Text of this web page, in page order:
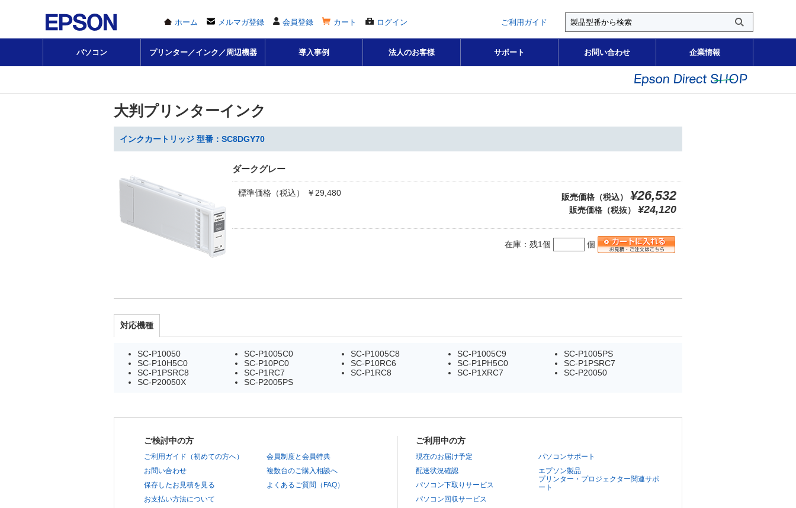
ホーム メルマガ登録 会員登録 カート ログイン ご利用ガイド
パソコン プリンター／インク／周辺機器 導入事例 法人のお客様 サポート お問い合わせ 企業情報
大判プリンターインク
インクカートリッジ 型番：SC8DGY70
ダークグレー
標準価格（税込） ￥29,480 販売価格（税込） ¥26,532
販売価格（税抜） ¥24,120
在庫：残1個 個
対応機種
SC-P10050 SC-P1005C0 SC-P1005C8 SC-P1005C9
SC-P1005PS
SC-P10H5C0
SC-P10PC0 SC-P10RC6 SC-P1PH5C0
SC-P1PSRC7
SC-P1PSRC8
SC-P1RC7 SC-P1RC8 SC-P1XRC7
SC-P20050
SC-P20050X
SC-P2005PS
ご検討中の方
ご利用ガイド（初めての方へ）
お問い合わせ
保存したお見積を見る
お支払い方法について
会員制度と会員特典
複数台のご購入相談へ
よくあるご質問（FAQ）
ご利用中の方
現在のお届け予定
配送状況確認
パソコン下取りサービス
パソコン回収サービス
パソコンサポート
エプソン製品
プリンター・プロジェクター関連サポ
ート